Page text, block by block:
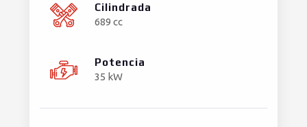
Cilindrada
689 cc
Potencia
35 kW